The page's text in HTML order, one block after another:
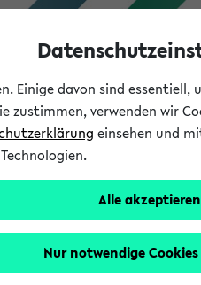
Einige davon sind
zustimmen, verwenden wir
einsehen und
Alle akzeptieren
Nur notwendige